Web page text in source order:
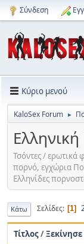
Σύνδεση
Κύριο μενού
KaloSex Forum ►
Τσόντες / ερωτικά
πορνό, εγχώρια
Ελληνίδες
Κάτω Σελίδες 1
Τίτλος/